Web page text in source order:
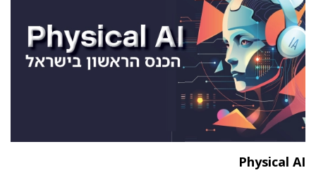
Physical AI